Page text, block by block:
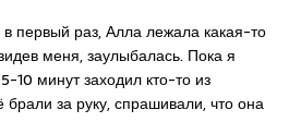
первый раз, Алла лежала какая-то
меня, заулыбалась. Пока я
10 минут заходил кто-то из
за руку, спрашивали, что она